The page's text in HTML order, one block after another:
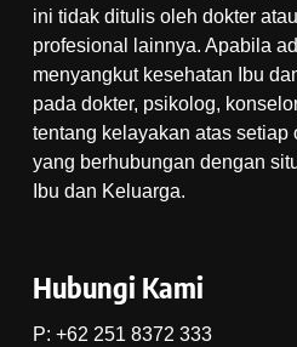
ini tidak ditulis oleh dokter
profesional lainnya. Apabila
menyangkut kesehatan Ibu
pada dokter, psikolog,
tentang kelayakan atas setiap
yang berhubungan dengan
Ibu dan Keluarga.
Hubungi Kami
P: +62 251 8372 333